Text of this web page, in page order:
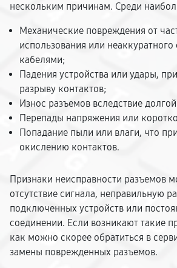
нескольким причинам. Среди
Механические повреждения от
использования или
кабелями;
Падения устройства или удары,
разрыву контактов;
Износ разъемов вследствие
Перепады напряжения или
Попадание пыли или влаги, что
окислению контактов.
Признаки неисправности разъемов
отсутствие сигнала, неправильную
подключенных устройств или
соединении. Если возникают такие
как можно скорее обратиться в
замены поврежденных разъемов.